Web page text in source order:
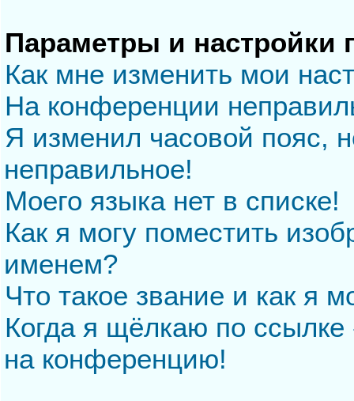
Параметры и настройки
Как мне изменить мои
На конференции
Я изменил часовой пояс,
неправильное!
Моего языка нет в списке!
Как я могу поместить
именем?
Что такое звание и как я
Когда я щёлкаю по
на конференцию!